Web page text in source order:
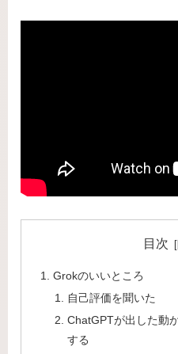
目次
Grokのいいところ
自己評価を聞いた
ChatGPTが出した動
する